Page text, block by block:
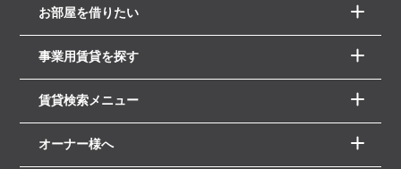
お部屋を借りたい
事業用賃貸を探す
賃貸検索メニュー
オーナー様へ